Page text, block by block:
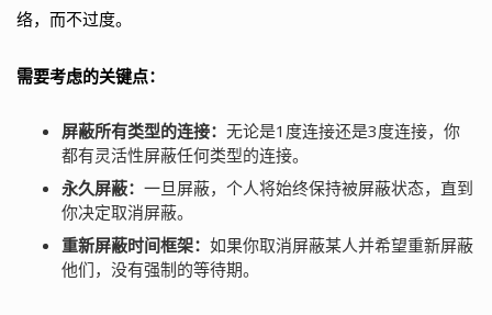
络，而不过度。
需要考虑的关键点：
屏蔽所有类型的连接： 无论是1度连接还是3度连接，你
都有灵活性屏蔽任何类型的连接。
永久屏蔽： 一旦屏蔽，个人将始终保持被屏蔽状态，直到
你决定取消屏蔽。
重新屏蔽时间框架： 如果你取消屏蔽某人并希望重新屏蔽
他们，没有强制的等待期。